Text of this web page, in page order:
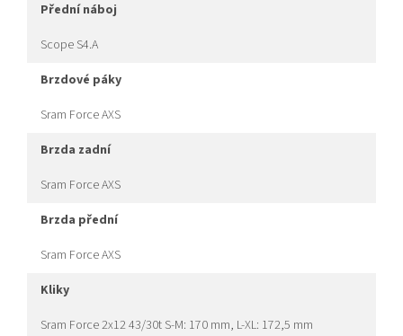
přední náboj
Scope S4.A
brzdové páky
Sram Force AXS
brzda zadní
Sram Force AXS
brzda přední
Sram Force AXS
kliky
Sram Force 2x12 43/30t S-M: 170 mm, L-XL: 172,5 mm